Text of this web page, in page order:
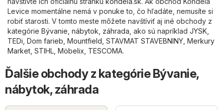
Levice momentálne nemá v ponuke to, čo hľadáte, nemusíte si
robiť starosti. V tomto meste môžete navštíviť aj iné obchody z
kategórie Bývanie, nábytok, záhrada , ako sú napríklad JYSK
TEDi Dom farieb Mountfield STAVMAT STAVEBNINY Merkury
Market STIHL Möbelix TESCOMA.
Ďalšie obchody z kategórie Bývanie,
nábytok, záhrada